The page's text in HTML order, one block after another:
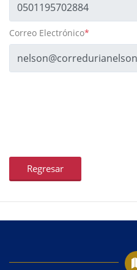
Correo Electrónico*
Regresar